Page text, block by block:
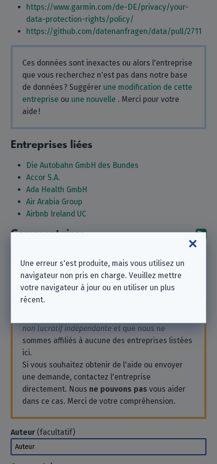
https://www.garmin.com/de-DE/privacy/your-
data-protection-rights/policy/
https://github.com/datenanfragen/data/pull/2711
Ces données sont inexactes ou alors l'entreprise
que vous recherchez n'est pas dans notre base
de données ? Suggérer une modification de cette
entreprise ou une nouvelle . Merci pour votre
aide !
Entreprises liées
Die Autobahn GmbH des Bundes
Accor S.A.
Ada Health GmbH
Air Arabia Group
Airbnb Ireland UC
Commentaires
laisseriez-vous pas un ?
Laisser un commentaire
non lucratif indépendante et que nous ne
sommes affiliés à aucune des entreprises listées
ici.
Si vous souhaitez obtenir de l'aide ou envoyer
une demande, contactez l'entreprise
directement. Nous ne pouvons pas vous aider
dans ce cas. Merci de votre compréhension.
Auteur(facultatif)
Auteur
Une erreur s'est produite, mais vous utilisez un
navigateur non pris en charge. Veuillez mettre
votre navigateur à jour ou en utiliser un plus
récent.